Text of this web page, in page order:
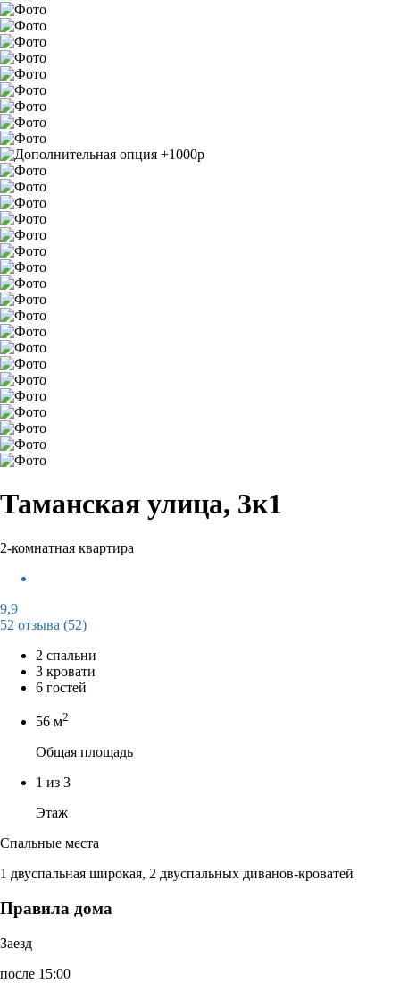
Таманская улица, 3к1
2-комнатная квартира
9,9
52 отзыва (52)
2 спальни
3 кровати
6 гостей
56 м2
Общая площадь
1 из 3
Этаж
Спальные места
1 двуспальная широкая, 2 двуспальных диванов-кроватей
Правила дома
Заезд
после 15:00